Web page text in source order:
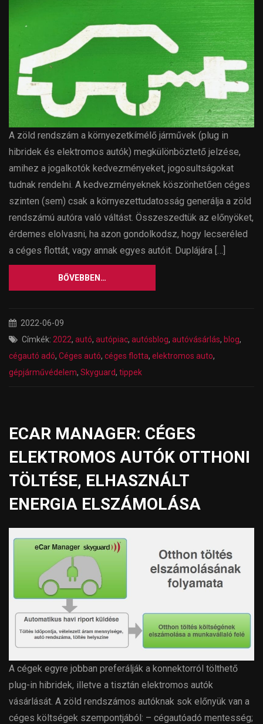
A zöld rendszám a környezetkímélő járművek (plug in
hibridek és elektromos autók) megkülönböztető jelzése,
amihez a jogalkotók kedvezményeket, jogosultságokat
tudnak rendelni. A kedvezményeknek köszönhetően céges
szinten (sem) csak a környezettudatosság generálja a zöld
rendszámú autóra való váltást. Összeszedtük az előnyöket,
érdemes elolvasni, ha azon gondolkodsz, hogy lecseréled
a céges flottát, vagy annak egyes autóit. Duplájára […]
BŐVEBBEN…
2022-06-09
Címkék: 2022, autó, autópiac, autósblog, autóvásárlás, blog,
cégautó adó, Céges autó, céges flotta, elektromos auto,
gépjárművédelem, Skyguard, tippek
ECAR MANAGER: CÉGES
ELEKTROMOS AUTÓK OTTHONI
TÖLTÉSE, ELHASZNÁLT
ENERGIA ELSZÁMOLÁSA
A cégek egyre jobban preferálják a konnektorról tölthető
plug-in hibridek, illetve a tisztán elektromos autók
vásárlását. A zöld rendszámos autóknak sok előnyük van a
céges költségek szempontjából: – cégautóadó mentesség;